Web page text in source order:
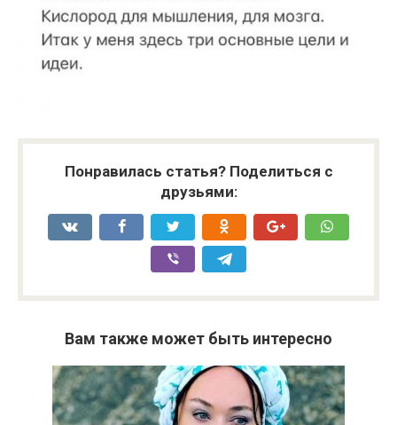
Понравилась статья? Поделиться с
друзьями:
Вам также может быть интересно